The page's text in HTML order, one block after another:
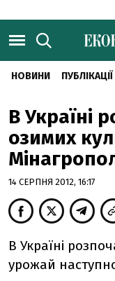
НОВИНИ ПУБЛІКАЦІЇ
В Україні
озимих
14 СЕРПНЯ 2012, 16:17
В Україні
урожай